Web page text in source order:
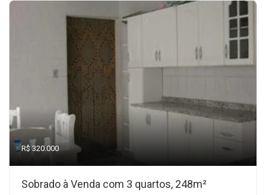
R$ 320.000
Sobrado à Venda com 3 quartos, 248m²